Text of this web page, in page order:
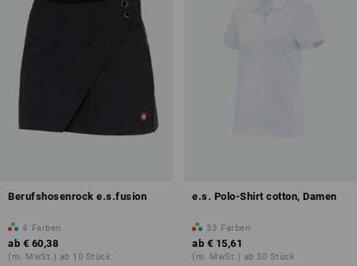
Berufshosenrock e.s.fusion
4 Farben
ab € 60,38
(m. MwSt.) ab 10 Stück
e.s. Polo-Shirt cotton, Damen
33 Farben
ab € 15,61
(m. MwSt.) ab 30 Stück